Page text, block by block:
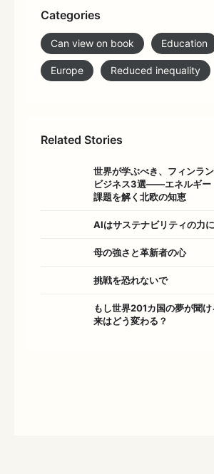
Categories
Can view on book Education
Europe Reduced inequality
Related Stories
世界が学ぶべき、フィンラ
ビジネス3選――エネルギー
課題を解く北欧の知恵
AIはサステナビリティの力
母の強さと革新者の心
挑戦を恐れないで
もし世界201カ国の夢が聞
来はどう変わる？